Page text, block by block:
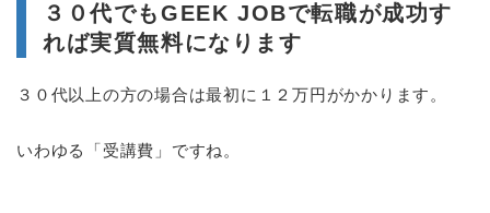
３０代でもGEEK JOBで転職が成功す
れば実質無料になります
３０代以上の方の場合は最初に１２万円がかかります。
いわゆる「受講費」ですね。